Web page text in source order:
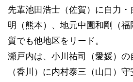
先輩池田浩士（佐賀）に自力
明（熊本）、地元中園和剛（
質でも他地区をリード。
瀬戸内は、小川祐司（愛媛）の
（香川）に内村泰三（山口）